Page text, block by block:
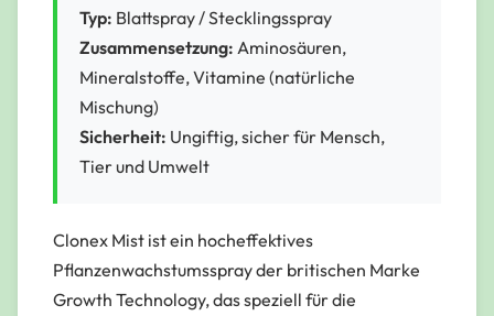
Typ: Blattspray / Stecklingsspray
Zusammensetzung: Aminosäuren,
Mineralstoffe, Vitamine (natürliche
Mischung)
Sicherheit: Ungiftig, sicher für Mensch,
Tier und Umwelt
Clonex Mist ist ein hocheffektives
Pflanzenwachstumsspray der britischen Marke
Growth Technology, das speziell für die